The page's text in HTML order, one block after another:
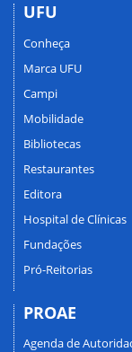
UFU
Conheça
Marca UFU
Campi
Mobilidade
Bibliotecas
Restaurantes
Editora
Hospital de Clínicas
Fundações
Pró-Reitorias
PROAE
Agenda de